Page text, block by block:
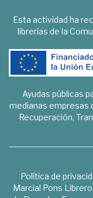
Esta actividad ha
librerías de la
Ayudas públicas
medianas empresas
Recuperación,
Política de
Marcial Pons